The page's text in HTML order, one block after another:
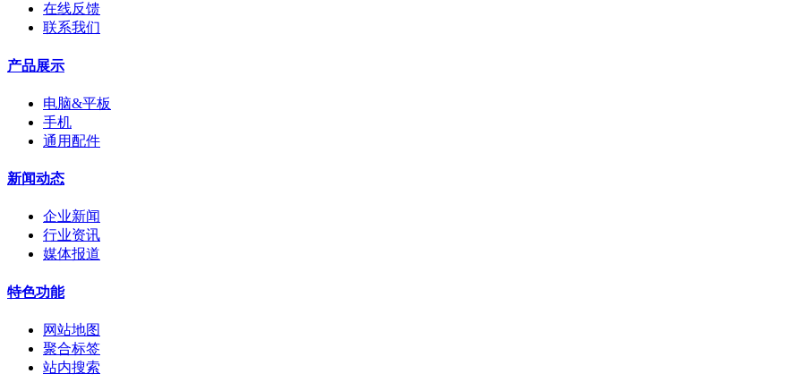
在线反馈
联系我们
产品展示
电脑&平板
手机
通用配件
新闻动态
企业新闻
行业资讯
媒体报道
特色功能
网站地图
聚合标签
站内搜索